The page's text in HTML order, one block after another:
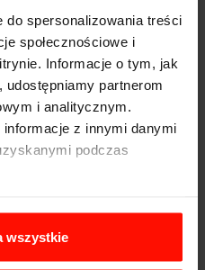
spersonalizowania treści
społecznościowe i
Informacje o tym, jak
partnerom
i analitycznym.
z innymi danymi
podczas
wszystkie
grubość (powyżej
zwichrowane. Jednak
zamontować nowe
praktycznie
w 2026 roku?
użytych części. Wymiana
oś w popularnym